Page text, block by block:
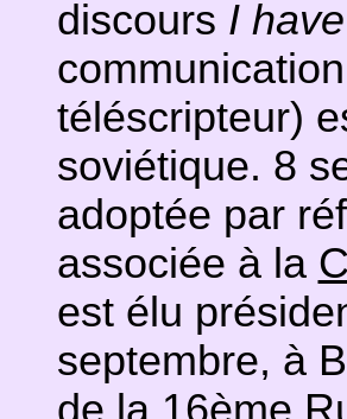
discours I
téléscripteur)
soviétique. 8
adoptée par
associée à la
est élu
septembre, à
de la 16ème